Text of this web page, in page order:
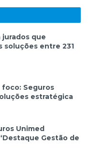
jurados que
soluções entre 231
Seguros
estratégica
Unimed
Gestão de